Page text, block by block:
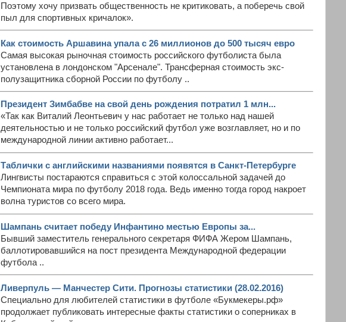
Поэтому хочу призвать общественность не критиковать, а поберечь свой
пыл для спортивных кричалок».
Как стоимость Аршавина упала с 26 миллионов до 500 тысяч евро
Самая высокая рыночная стоимость российского футболиста была
установлена в лондонском "Арсенале". Трансферная стоимость экс-
полузащитника сборной России по футболу ..
Президент Зимбабве на свой день рождения потратил 1 млн...
«Так как Виталий Леонтьевич у нас работает не только над нашей
деятельностью и не только российский футбол уже возглавляет, но и по
международной линии активно работает...
Таблички с английскими названиями появятся в Санкт-Петербурге
Лингвисты постараются справиться с этой колоссальной задачей до
Чемпионата мира по футболу 2018 года. Ведь именно тогда город накроет
волна туристов со всего мира.
Шампань считает победу Инфантино местью Европы за...
Бывший заместитель генерального секретаря ФИФА Жером Шампань,
баллотировавшийся на пост президента Международной федерации
футбола ..
Ливерпуль — Манчестер Сити. Прогнозы статистики (28.02.2016)
Специально для любителей статистики в футболе «Букмекеры.рф»
продолжает публиковать интересные факты статистики о соперниках в